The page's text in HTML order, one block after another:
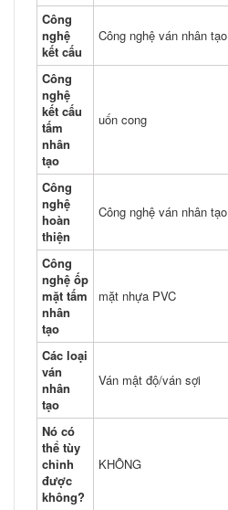
Công
nghệ
kết cấu
Công nghệ ván nhân tạo
Công
nghệ
kết cấu
tấm
nhân
tạo
uốn cong
Công
nghệ
hoàn
thiện
Công nghệ ván nhân tạo
Công
nghệ ốp
mặt tấm
nhân
tạo
mặt nhựa PVC
Các loại
ván
nhân
tạo
Ván mật độ/ván sợi
Nó có
thể tùy
chỉnh
được
không?
KHÔNG